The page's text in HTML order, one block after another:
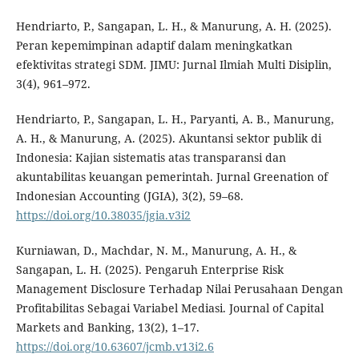
Hendriarto, P., Sangapan, L. H., & Manurung, A. H. (2025).
Peran kepemimpinan adaptif dalam meningkatkan
efektivitas strategi SDM. JIMU: Jurnal Ilmiah Multi Disiplin,
3(4), 961–972.
Hendriarto, P., Sangapan, L. H., Paryanti, A. B., Manurung,
A. H., & Manurung, A. (2025). Akuntansi sektor publik di
Indonesia: Kajian sistematis atas transparansi dan
akuntabilitas keuangan pemerintah. Jurnal Greenation of
Indonesian Accounting (JGIA), 3(2), 59–68.
https://doi.org/10.38035/jgia.v3i2
Kurniawan, D., Machdar, N. M., Manurung, A. H., &
Sangapan, L. H. (2025). Pengaruh Enterprise Risk
Management Disclosure Terhadap Nilai Perusahaan Dengan
Profitabilitas Sebagai Variabel Mediasi. Journal of Capital
Markets and Banking, 13(2), 1–17.
https://doi.org/10.63607/jcmb.v13i2.6